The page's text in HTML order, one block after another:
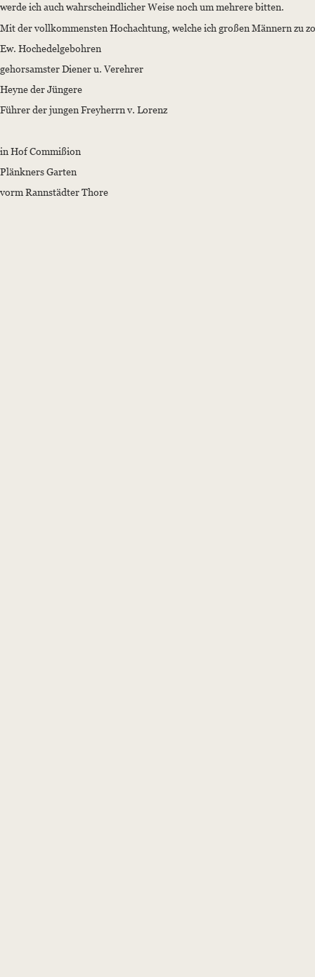
werde ich auch wahrscheindlicher Weise noch um mehrere bitten.
Mit der vollkommensten Hochachtung, welche ich großen Männern zu
Ew. Hochedelgebohren
gehorsamster Diener u. Verehrer
Heyne der Jüngere
Führer der jungen Freyherrn v. Lorenz
in Hof Commißion
Plänkners Garten
vorm Rannstädter Thore